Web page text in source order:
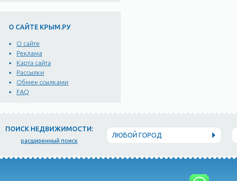
О САЙТЕ КРЫМ.РУ
О сайте
Реклама
Карта сайта
Рассылки
Обмен ссылками
FAQ
ПОИСК НЕДВИЖИМОСТИ:
расширенный поиск
ЛЮБОЙ ГОРОД